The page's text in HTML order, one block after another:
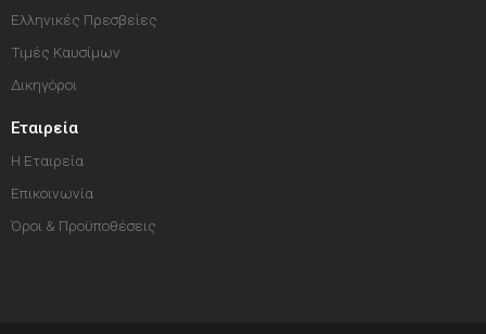
Ελληνικές Πρεσβείες
Τιμές Καυσίμων
Δικηγόροι
Εταιρεία
Η Εταιρεία
Επικοινωνία
Όροι & Προϋποθέσεις